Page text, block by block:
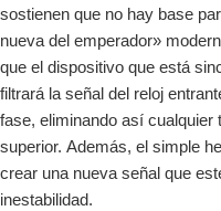
sostienen que no hay base
nueva del emperador»
que el dispositivo que está
filtrará la señal del reloj
fase, eliminando así cualquier
superior. Además, el simple
crear una nueva señal que
inestabilidad.